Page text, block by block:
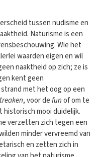
tussen nudisme en
Naturisme is een
Wie het
waarden eigen en wil
naaktheid op zich; ze is
kent geen
met het oog op een
, voor defunof om te
historisch mooi duidelijk.
verzetten zich tegen een
minder vervreemd van
en zetten zich in